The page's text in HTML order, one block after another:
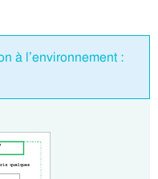
à l’environnement :